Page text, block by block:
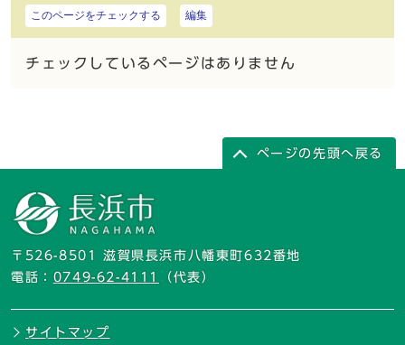
このページをチェックする 編集
チェックしているページはありません
ページの先頭へ戻る
〒526-8501 滋賀県長浜市八幡東町632番地
電話： 0749-62-4111 （代表）
サイトマップ